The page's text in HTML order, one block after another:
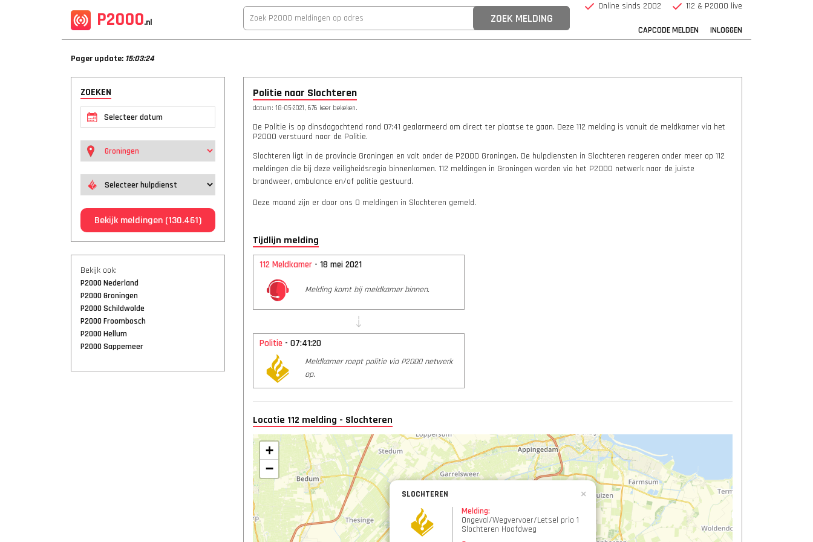
P2000.nl
CAPCODE MELDEN INLOGGEN
Online sinds 2002 112 & P2000 live
Pager update: 15:03:24
ZOEKEN
Bekijk meldingen (130.461)
Bekijk ook:
P2000 Nederland
P2000 Groningen
P2000 Schildwolde
P2000 Froombosch
P2000 Hellum
P2000 Sappemeer
Politie naar Slochteren
datum: 18-05-2021, 676 keer bekeken.
De Politie is op dinsdagochtend rond 07:41 gealarmeerd om direct ter plaatse te gaan. Deze 112 melding is vanuit de meldkamer via het
P2000 verstuurd naar de Politie.
Slochteren ligt in de provincie Groningen en valt onder de P2000 Groningen. De hulpdiensten in Slochteren reageren onder meer op 112
meldingen die bij deze veiligheidsregio binnenkomen. 112 meldingen in Groningen worden via het P2000 netwerk naar de juiste
brandweer, ambulance en/of politie gestuurd.
Deze maand zijn er door ons 0 meldingen in Slochteren gemeld.
Tijdlijn melding
112 Meldkamer - 18 mei 2021
Melding komt bij meldkamer binnen.
Politie - 07:41:20
Meldkamer roept politie via P2000 netwerk
op.
Locatie 112 melding - Slochteren
SLOCHTEREN
Melding:
Ongeval/Wegvervoer/Letsel prio 1
Slochteren Hoofdweg
×
+
−